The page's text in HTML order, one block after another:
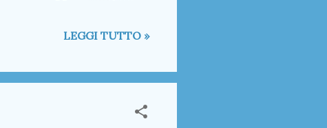
del Corno? Lettere in
LEGGI TUTTO »